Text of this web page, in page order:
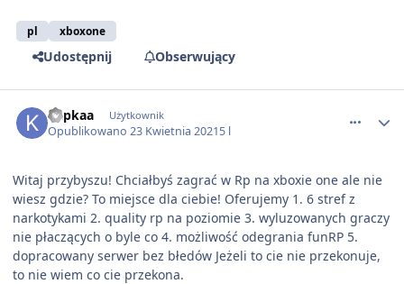
pl xboxone
Udostępnij Obserwujący
Kapkaa Użytkownik
Opublikowano23 Kwietnia 20215 l
Witaj przybyszu! Chciałbyś zagrać w Rp na xboxie one ale nie
wiesz gdzie? To miejsce dla ciebie! Oferujemy 1. 6 stref z
narkotykami 2. quality rp na poziomie 3. wyluzowanych graczy
nie płaczących o byle co 4. możliwość odegrania funRP 5.
dopracowany serwer bez błedów Jeżeli to cie nie przekonuje,
to nie wiem co cie przekona.